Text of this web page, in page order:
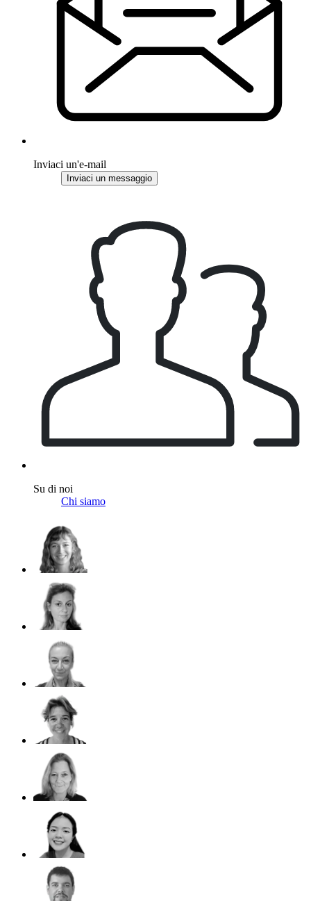
Inviaci un'e-mail
Inviaci un messaggio
Su di noi
Chi siamo